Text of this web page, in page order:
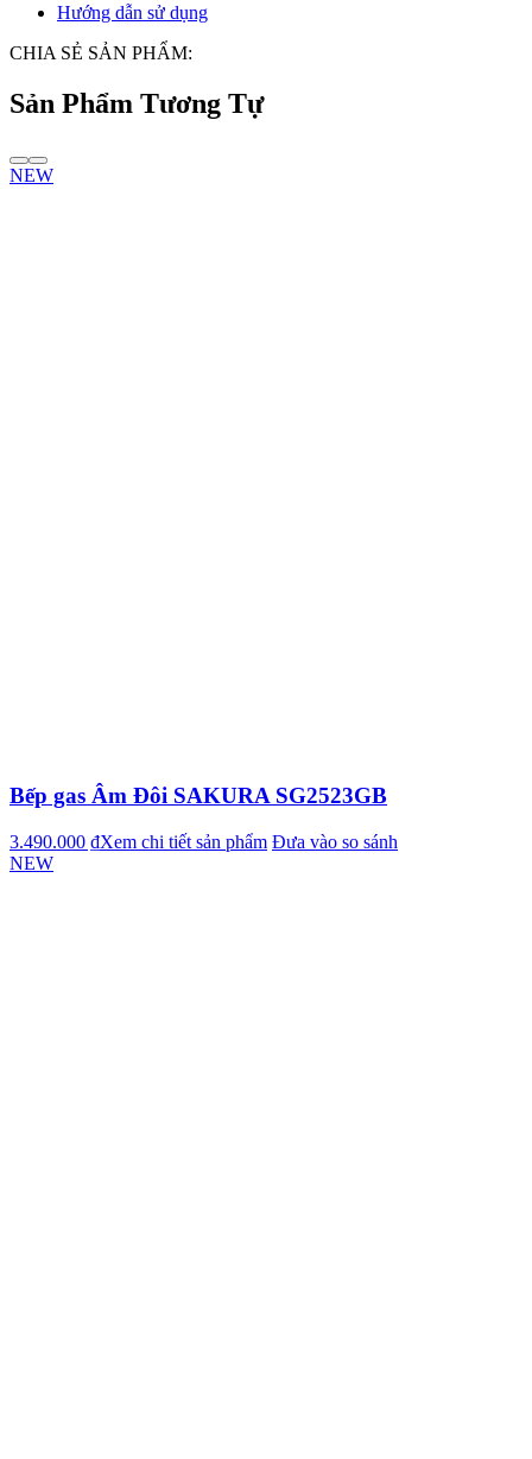
Hướng dẫn sử dụng
CHIA SẺ SẢN PHẨM:
Sản Phẩm Tương Tự
NEW
Bếp gas Âm Đôi SAKURA SG2523GB
3.490.000 ₫Xem chi tiết sản phẩm Đưa vào so sánh
NEW